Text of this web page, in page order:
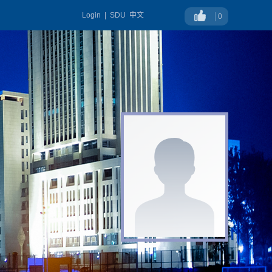
中文
SDU
Login 0